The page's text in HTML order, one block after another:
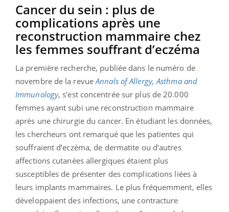
Cancer du sein : plus de
complications après une
reconstruction mammaire chez
les femmes souffrant d’eczéma
La première recherche, publiée dans le numéro de
novembre de la revueAnnals of Allergy, Asthma and
Immunology, s’est concentrée sur plus de 20.000
femmes ayant subi une reconstruction mammaire
après une chirurgie du cancer. En étudiant les données,
les chercheurs ont remarqué que les patientes qui
souffraient d’eczéma, de dermatite ou d’autres
affections cutanées allergiques étaient plus
susceptibles de présenter des complications liées à
leurs implants mammaires. Le plus fréquemment, elles
développaient des infections, une contracture